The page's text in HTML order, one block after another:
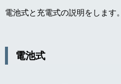
電池式と充電式の説明をします。
電池式